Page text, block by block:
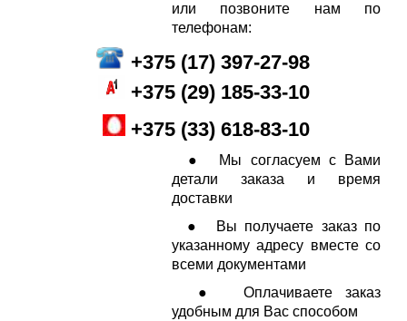
или позвоните нам по
телефонам:
+375 (17) 397-27-98
+375 (29) 185-33-10
+375 (33) 618-83-10
● Мы согласуем с Вами
детали заказа и время
доставки
● Вы получаете заказ по
указанному адресу вместе со
всеми документами
● Оплачиваете заказ
удобным для Вас способом